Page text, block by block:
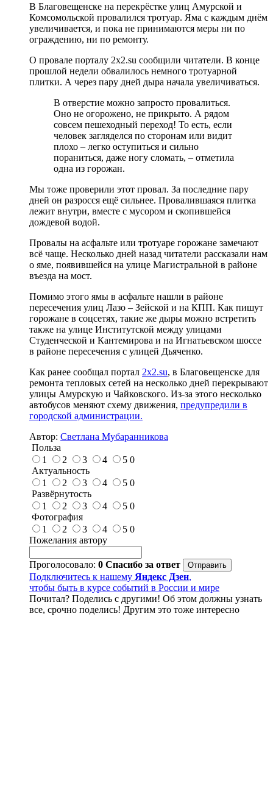
В Благовещенске на перекрёстке улиц Амурской и
Комсомольской провалился тротуар. Яма с каждым днём
увеличивается, и пока не принимаются меры ни по
ограждению, ни по ремонту.
О провале порталу 2x2.su сообщили читатели. В конце
прошлой недели обвалилось немного тротуарной
плитки. А через пару дней дыра начала увеличиваться.
В отверстие можно запросто провалиться.
Оно не огорожено, не прикрыто. А рядом
совсем пешеходный переход! То есть, если
человек загляделся по сторонам или видит
плохо – легко оступиться и сильно
пораниться, даже ногу сломать, – отметила
одна из горожан.
Мы тоже проверили этот провал. За последние пару
дней он разросся ещё сильнее. Провалившаяся плитка
лежит внутри, вместе с мусором и скопившейся
дождевой водой.
Провалы на асфальте или тротуаре горожане замечают
всё чаще. Несколько дней назад читатели рассказали нам
о яме, появившейся на улице Магистральной в районе
въезда на мост.
Помимо этого ямы в асфальте нашли в районе
пересечения улиц Лазо – Зейской и на КПП. Как пишут
горожане в соцсетях, такие же дыры можно встретить
также на улице Институтской между улицами
Студенческой и Кантемирова и на Игнатьевском шоссе
в районе пересечения с улицей Дьяченко.
Как ранее сообщал портал 2x2.su, в Благовещенске для
ремонта тепловых сетей на несколько дней перекрывают
улицы Амурскую и Чайковского. Из-за этого несколько
автобусов меняют схему движения, предупредили в
городской администрации.
Автор: Светлана Мубаранникова
Польза
1
2 3 4 5 0
Актуальность
1
2 3 4 5 0
Развёрнутость
1
2 3 4 5 0
Фотография
1
2 3 4 5 0
Пожелания автору
Проголосовало: 0 Спасибо за ответ
Подключитесь к нашему Яндекс Дзен,
чтобы быть в курсе событий в России и мире
Почитал? Поделись с другими! Об этом должны узнать
все, срочно поделись! Другим это тоже интересно